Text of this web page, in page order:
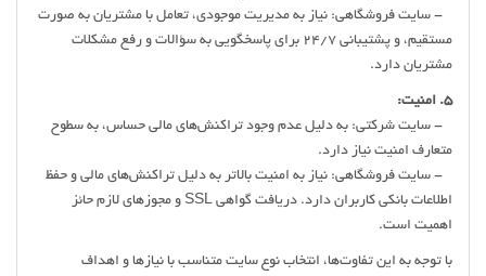
- سایت فروشگاهی: نیاز به مدیریت موجودی، تعامل با مشتریان به صورت
مستقیم، و پشتیبانی 24/7 برای پاسخگویی به سؤالات و رفع مشکلات
مشتریان دارد.
5. امنیت:
- سایت شرکتی: به دلیل عدم وجود تراکنش‌های مالی حساس، به سطوح
متعارف امنیت نیاز دارد.
- سایت فروشگاهی: نیاز به امنیت بالاتر به دلیل تراکنش‌های مالی و حفظ
اطلاعات بانکی کاربران دارد. دریافت گواهی SSL و مجوزهای لازم حائز
اهمیت است.
با توجه به این تفاوت‌ها، انتخاب نوع سایت متناسب با نیازها و اهداف